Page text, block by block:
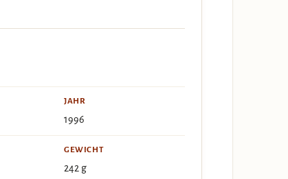
JAHR
1996
GEWICHT
242 g